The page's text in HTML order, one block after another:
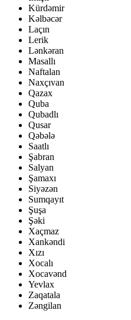
Kürdəmir
Kəlbəcər
Laçın
Lerik
Lənkəran
Masallı
Naftalan
Naxçıvan
Qazax
Quba
Qubadlı
Qusar
Qəbələ
Saatlı
Şabran
Salyan
Şamaxı
Siyəzən
Sumqayıt
Şuşa
Şəki
Xaçmaz
Xankəndi
Xızı
Xocalı
Xocavənd
Yevlax
Zaqatala
Zəngilan